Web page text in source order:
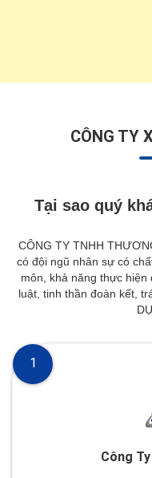
CÔNG TY
Tại sao quý
CÔNG TY TNHH
có đội ngũ nhân sự có
môn, khả năng thực
luật, tinh thần đoàn kết,
Công
1